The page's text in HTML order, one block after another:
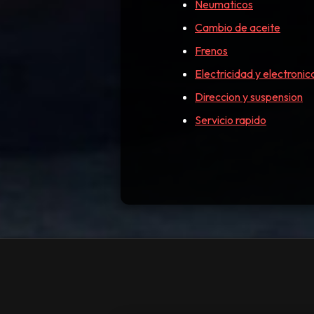
Neumaticos
Cambio de aceite
Frenos
Electricidad y
Direccion y suspension
Servicio rapido